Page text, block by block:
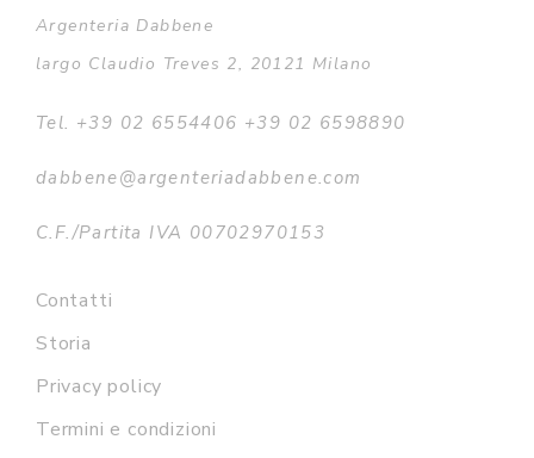
Argenteria Dabbene
largo Claudio Treves 2, 20121 Milano
Tel. +39 02 6554406 +39 02 6598890
dabbene@argenteriadabbene.com
C.F./Partita IVA 00702970153
Contatti
Storia
Privacy policy
Termini e condizioni